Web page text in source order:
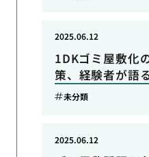
1DKゴミ屋敷化
策、経験者が語
2025.06.12
未分類
2025.06.12